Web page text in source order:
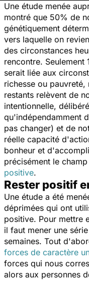
Une étude menée
montré que 50% de
génétiquement
vers laquelle on
des circonstances
rencontre.
serait liée aux
richesse ou
restants relèvent de
intentionnelle,
qu'indépendamment
pas changer) et de
réelle capacité
bonheur et
précisément le
positive.
Rester positif
Une étude a été
déprimées qui ont
positive. Pour mettre
il faut mener une
semaines. Tout
forces de caractère
forces qui nous
alors aux personnes